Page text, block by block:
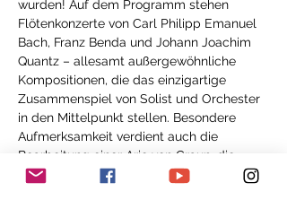
wurden! Auf dem Programm stehen
Flötenkonzerte von Carl Philipp Emanuel
Bach, Franz Benda und Johann Joachim
Quantz – allesamt außergewöhnliche
Kompositionen, die das einzigartige
Zusammenspiel von Solist und Orchester
in den Mittelpunkt stellen. Besondere
Aufmerksamkeit verdient auch die
Bearbeitung einer Arie von Graun, die
Isaac Makhdoomi eigens für die Blockflöte